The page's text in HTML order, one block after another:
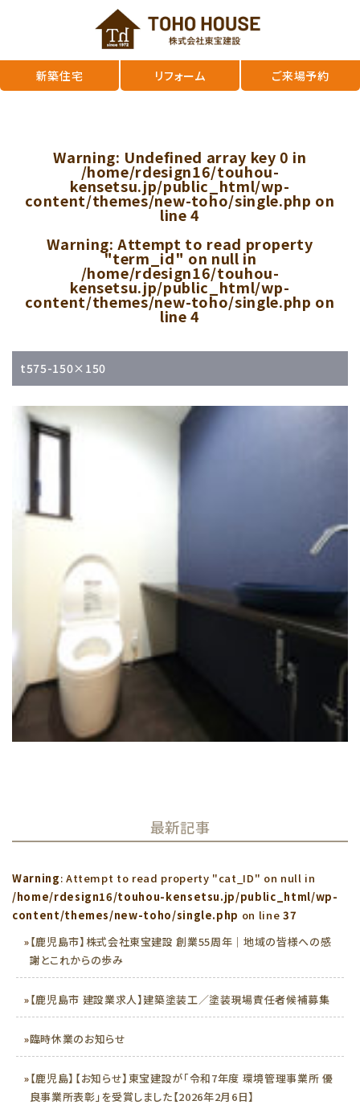
新築住宅 リフォーム ご来場予約
Warning: Undefined array key 0 in
/home/rdesign16/touhou-
kensetsu.jp/public_html/wp-
content/themes/new-toho/single.php on
line4
Warning: Attempt to read property
"term_id" on null in
/home/rdesign16/touhou-
kensetsu.jp/public_html/wp-
content/themes/new-toho/single.php on
line4
t575-150×150
最新記事
Warning: Attempt to read property "cat_ID" on null in
/home/rdesign16/touhou-kensetsu.jp/public_html/wp-
content/themes/new-toho/single.php on line 37
»【鹿児島市】株式会社東宝建設 創業55周年｜地域の皆様への感
謝とこれからの歩み
»【鹿児島市 建設業求人】建築塗装工／塗装現場責任者候補募集
»臨時休業のお知らせ
»【鹿児島】【お知らせ】東宝建設が「令和7年度 環境管理事業所 優
良事業所表彰」を受賞しました【2026年2月6日】